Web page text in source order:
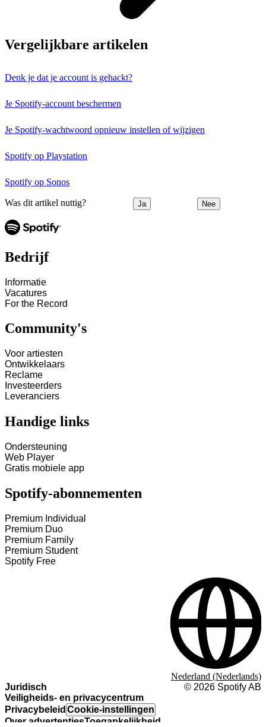
Vergelijkbare artikelen
Denk je dat je account is gehackt?
Je Spotify-account beschermen
Je Spotify-wachtwoord opnieuw instellen of wijzigen
Spotify op Playstation
Spotify op Sonos
Was dit artikel nuttig? Ja Nee
Bedrijf
Informatie
Vacatures
For the Record
Community's
Voor artiesten
Ontwikkelaars
Reclame
Investeerders
Leveranciers
Handige links
Ondersteuning
Web Player
Gratis mobiele app
Spotify-abonnementen
Premium Individual
Premium Duo
Premium Family
Premium Student
Spotify Free
Juridisch
Veiligheids- en privacycentrum
Privacybeleid Cookie-instellingen
Over advertentiesToegankelijkheid
© 2026 Spotify AB
Nederland (Nederlands)